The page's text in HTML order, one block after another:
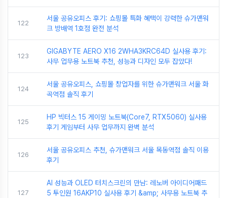
122
서울 공유오피스 후기: 쇼핑몰 특화 혜택이 강력한 슈가맨워
크 방배역 1호점 완전 분석
123
GIGABYTE AERO X16 2WHA3KRC64D 실사용 후기:
사무 업무용 노트북 추천, 성능과 디자인 모두 잡았다!
124
서울 공유오피스, 쇼핑몰 창업자를 위한 슈가맨워크 서울 화
곡역점 솔직 후기
125
HP 빅터스 15 게이밍 노트북(Core7, RTX5060) 실사용
후기 게임부터 사무 업무까지 완벽 분석
126
서울 공유오피스 추천, 슈가맨워크 서울 목동역점 솔직 이용
후기
127
AI 성능과 OLED 터치스크린의 만남: 레노버 아이디어패드
5 투인원 16AKP10 실사용 후기 &amp; 사무용 노트북 추